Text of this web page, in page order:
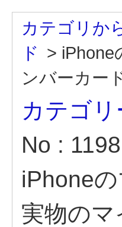
カテゴリか
ド > iPhone
ンバーカー
カテゴ
No :
iPhone
実物の